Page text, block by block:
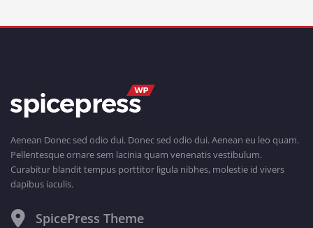
Aenean Donec sed odio dui. Donec sed odio dui. Aenean eu leo quam.
Pellentesque ornare sem lacinia quam venenatis vestibulum.
Curabitur blandit tempus porttitor ligula nibhes, molestie id vivers
dapibus iaculis.
SpicePress Theme